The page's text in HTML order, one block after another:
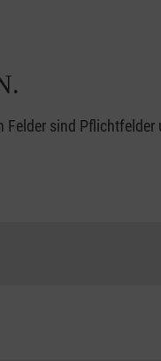
Felder sind